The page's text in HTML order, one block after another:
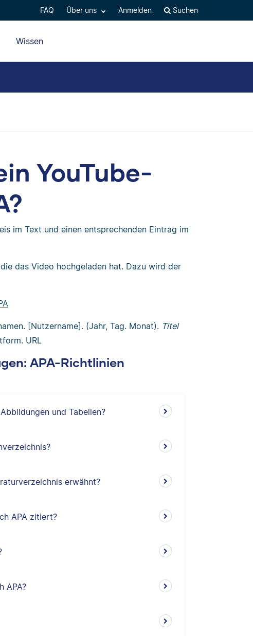
FAQ Über uns Anmelden Suchen
Wissen
YouTube-
im Text und einen entsprechenden Eintrag im
das Video hochgeladen hat. Dazu wird der
[Nutzername]. (Jahr, Tag. Monat). Titel
URL
APA-Richtlinien
und Tabellen?
erwähnt?
APA zitiert?
APA?